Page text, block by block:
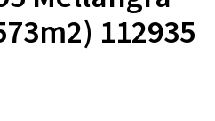
112935